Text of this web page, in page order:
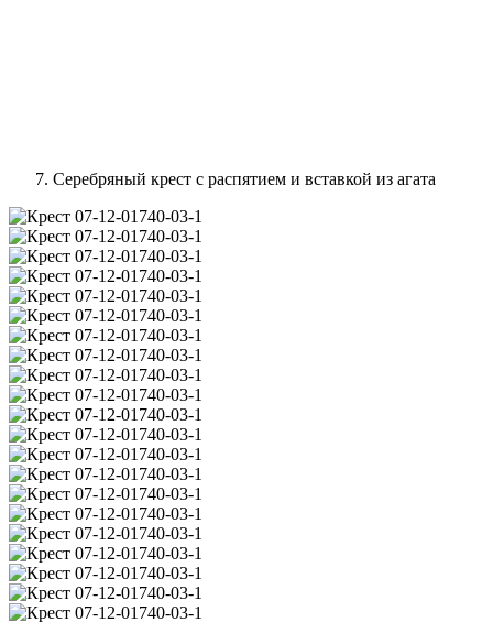
Серебряный крест с распятием и вставкой из агата